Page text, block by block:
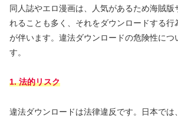
同人誌やエロ漫画は、人気があるため海賊版
れることも多く、それをダウンロードする行
が伴います。違法ダウンロードの危険性につ
す。
1. 法的リスク
違法ダウンロードは法律違反です。日本で